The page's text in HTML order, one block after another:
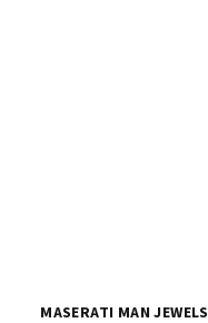
MASERATI MAN JEWELS